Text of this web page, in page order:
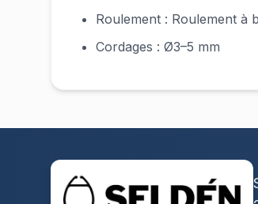
Roulement : Roulement à
Cordages : Ø3–5 mm